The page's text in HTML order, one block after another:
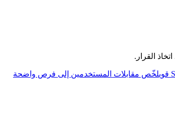
القرار.
لخّص مقابلات المستخدمين إلى فرص واضحة